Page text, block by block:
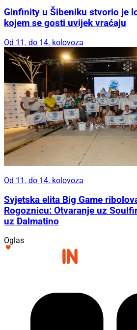
Ginfinity u Šibeniku stvorio je
kojem se gosti uvijek vraćaju
Od 11. do 14. kolovoza
Od 11. do 14. kolovoza
Svjetska elita Big Game
Rogoznicu: Otvaranje uz
uz Dalmatino
Oglas